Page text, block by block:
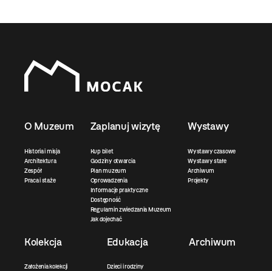
O Muzeum
Historia i misja
Architektura
Zespół
Praca i staże
Zaplanuj wizytę
Kup bilet
Godziny otwarcia
Plan muzeum
Oprowadzenia
Informacje praktyczne
Dostępność
Regulamin zwiedzania Muzeum
Jak dojechać
Wystawy
Wystawy czasowe
Wystawy stałe
Archiwum
Projekty
Kolekcja
Założenia kolekcji
Edukacja
Dzieci i rodziny
Archiwum